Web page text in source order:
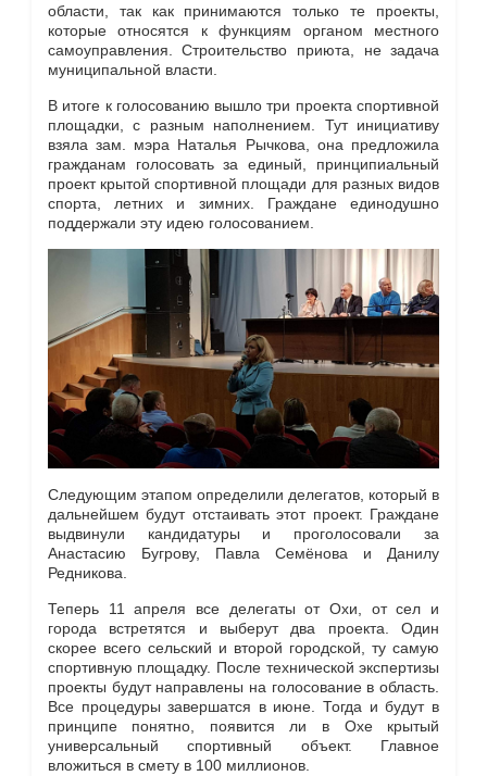
области, так как принимаются только те проекты,
которые относятся к функциям органом местного
самоуправления. Строительство приюта, не задача
муниципальной власти.
В итоге к голосованию вышло три проекта спортивной
площадки, с разным наполнением. Тут инициативу
взяла зам. мэра Наталья Рычкова, она предложила
гражданам голосовать за единый, принципиальный
проект крытой спортивной площади для разных видов
спорта, летних и зимних. Граждане единодушно
поддержали эту идею голосованием.
Следующим этапом определили делегатов, который в
дальнейшем будут отстаивать этот проект. Граждане
выдвинули кандидатуры и проголосовали за
Анастасию Бугрову, Павла Семёнова и Данилу
Редникова.
Теперь 11 апреля все делегаты от Охи, от сел и
города встретятся и выберут два проекта. Один
скорее всего сельский и второй городской, ту самую
спортивную площадку. После технической экспертизы
проекты будут направлены на голосование в область.
Все процедуры завершатся в июне. Тогда и будут в
принципе понятно, появится ли в Охе крытый
универсальный спортивный объект. Главное
вложиться в смету в 100 миллионов.